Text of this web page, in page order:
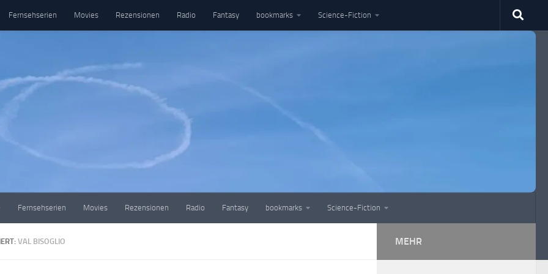
Fernsehserien Movies Rezensionen Radio Fantasy bookmarks Science-Fiction
Fernsehserien Movies Rezensionen Radio Fantasy bookmarks Science-Fiction
VAL BISOGLIO MEHR